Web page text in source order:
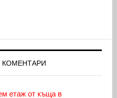
етаж от къща в